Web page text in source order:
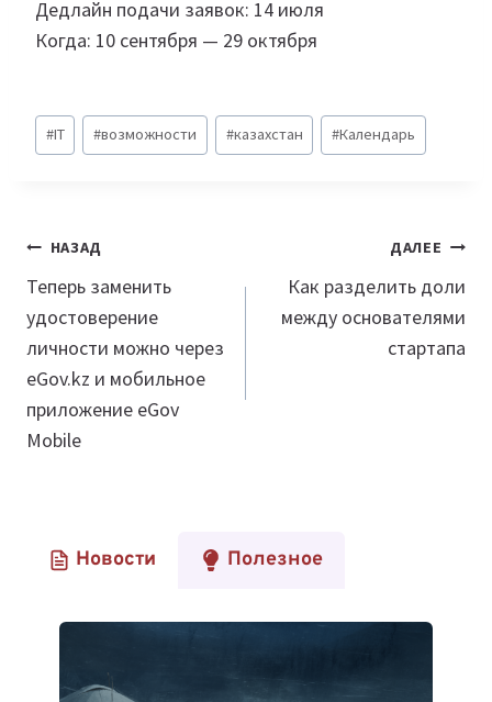
Дедлайн подачи заявок: 14 июля
Когда: 10 сентября — 29 октября
Метки
записи:
#IT #возможности #казахстан #Календарь
Навигация
по
записям
НАЗАД
Теперь заменить
удостоверение
личности можно через
eGov.kz и мобильное
приложение eGov
Mobile
ДАЛЕЕ
Как разделить доли
между основателями
стартапа
Новости Полезное